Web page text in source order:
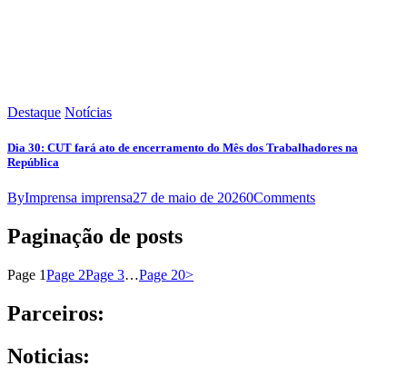
Destaque Notícias
Dia 30: CUT fará ato de encerramento do Mês dos Trabalhadores na
República
ByImprensa imprensa27 de maio de 20260Comments
Paginação de posts
Page 1Page 2Page 3…Page 20>
Parceiros:
Noticias: